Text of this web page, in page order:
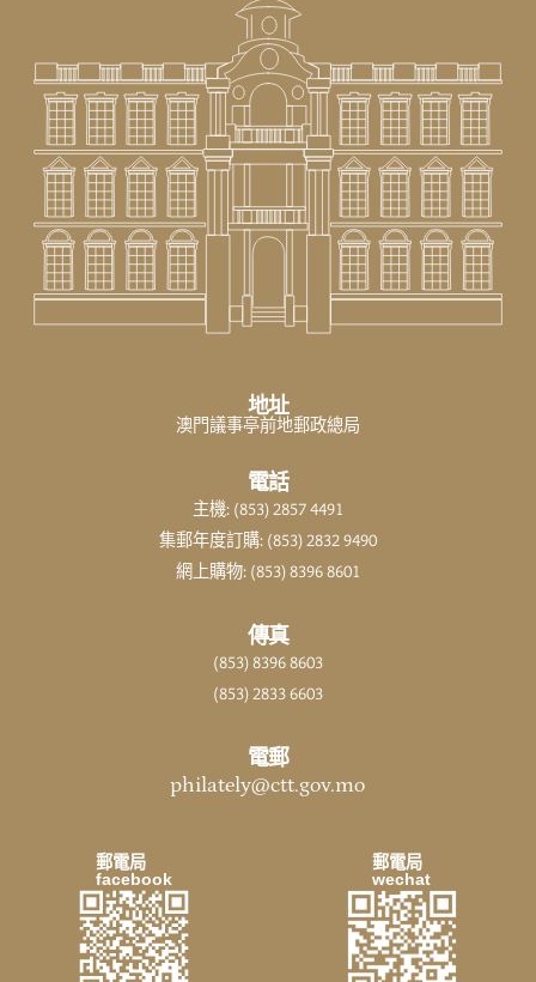
郵電局
facebook
郵電局
wechat
地址
澳門議事亭前地郵政總局
電話
主機: (853) 2857 4491
集郵年度訂購: (853) 2832 9490
網上購物: (853) 8396 8601
傳真
(853) 8396 8603
(853) 2833 6603
電郵
philately@ctt.gov.mo